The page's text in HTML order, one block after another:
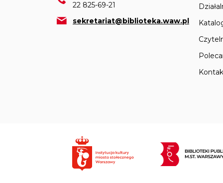
22 825-69-21
sekretariat@biblioteka.waw.pl